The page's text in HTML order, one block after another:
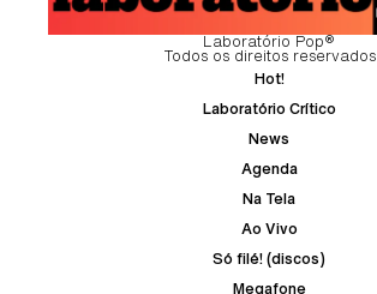
Laboratório Pop®
Todos os direitos reservados
Hot!
Laboratório Crítico
News
Agenda
Na Tela
Ao Vivo
Só filé! (discos)
Megafone